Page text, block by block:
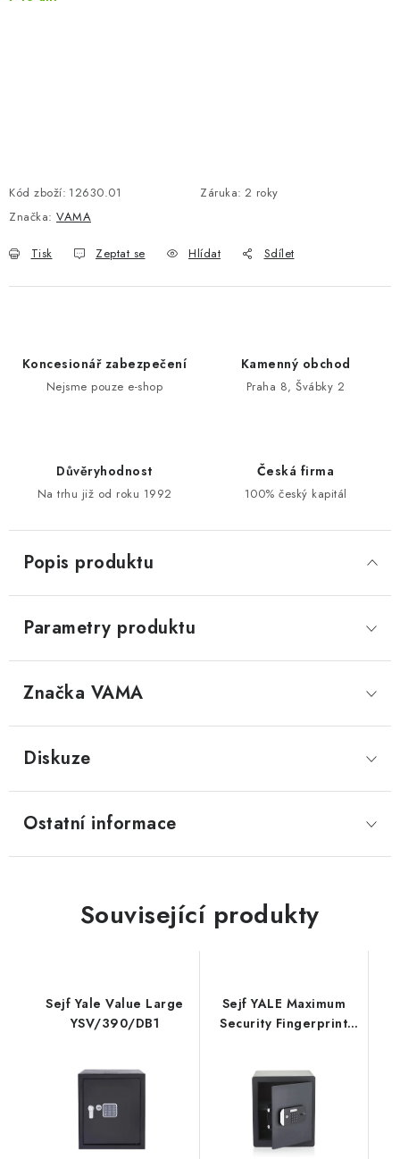
ZNAČKY
Bezpečnostní třídy - PYRAMIDA BEZPEČNOSTI
Zabezpečení domů
Obchodní podmínky
Kontakty O nás
Naše výhody
Bezpečnostní třídy
Kód zboží: 12630.01 Záruka: 2 roky
Značka: VAMA
Tisk Zeptat se Hlídat Sdílet
Koncesionář zabezpečení
Nejsme pouze e-shop
Kamenný obchod
Praha 8, Švábky 2
Důvěryhodnost
Na trhu již od roku 1992
Česká firma
100% český kapitál
Popis produktu
Parametry produktu
Značka VAMA
Diskuze
Ostatní informace
Související produkty
Sejf Yale Value Large
YSV/390/DB1
Sejf YALE Maximum
Security Fingerprint